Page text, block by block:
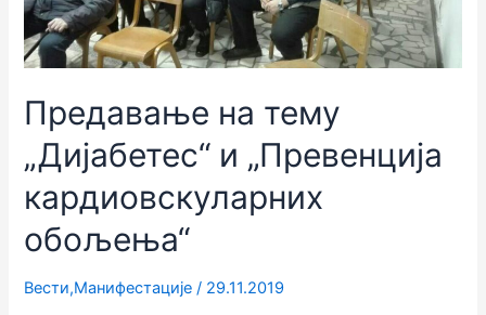
Предавање на тему
„Дијабетес“ и „Превенција
кардиовскуларних
обољења“
Вести,Манифестације / 29.11.2019